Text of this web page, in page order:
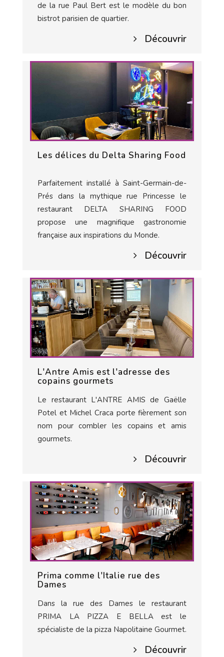
de la rue Paul Bert est le modèle du bon
bistrot parisien de quartier.
Découvrir
Les délices du Delta Sharing Food
Parfaitement installé à Saint-Germain-de-
Prés dans la mythique rue Princesse le
restaurant DELTA SHARING FOOD
propose une magnifique gastronomie
française aux inspirations du Monde.
Découvrir
L'Antre Amis est l'adresse des
copains gourmets
Le restaurant L'ANTRE AMIS de Gaëlle
Potel et Michel Craca porte fièrement son
nom pour combler les copains et amis
gourmets.
Découvrir
Prima comme l'Italie rue des
Dames
Dans la rue des Dames le restaurant
PRIMA LA PIZZA E BELLA est le
spécialiste de la pizza Napolitaine Gourmet.
Découvrir